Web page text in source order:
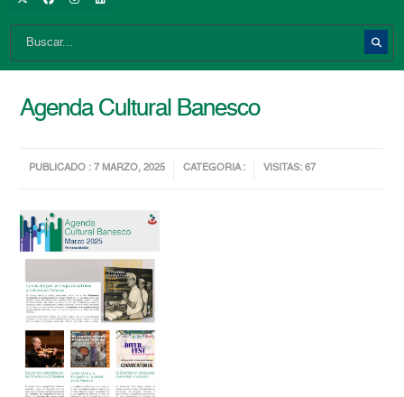
Agenda Cultural Banesco
PUBLICADO : 7 MARZO, 2025 CATEGORIA : VISITAS: 67